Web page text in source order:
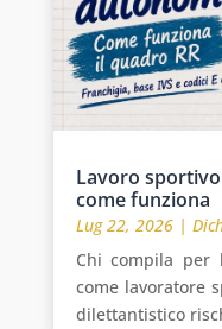
Lavoro
come funziona
Lug 22, 2026|
Chi compila per
come lavoratore
dilettantistico